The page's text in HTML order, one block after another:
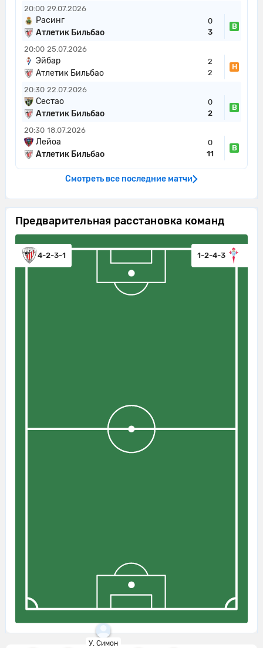
18'
перехватывает навес, направленный
в сторону штрафной.
19'
противника
19'
Горка Гурусета не смог попасть в
створ ударом издали
19'
Удар от ворот произведет Сельта
20'
Сельта контролирует мяч.
Йерай Альварес ослабляет давление,
выбив мяч.
Контроль мяча: Атлетик Бильбао: 56%,
Сельта: 44%.
Андони Горосабель из команды
Атлетик Бильбао своей передачей
успешно находит партнера по
Сельта совершает вбрасывание на
своей половине поля
Унаи Гомес нанес удар головой, но
Ионуц Андрей Раду спокойно отбил
22'
Ионуц Андрей Раду делает
важнейший сейв!
20:00 29.07.2026
Расинг
Атлетик Бильбао
0
3
В
20:00 25.07.2026
Эйбар
Атлетик Бильбао
2
2
Н
20:30 22.07.2026
Сестао
Атлетик Бильбао
0
2
В
20:30 18.07.2026
Лейоа
Атлетик Бильбао
0
11
В
Смотреть все последние матчи
Предварительная расстановка команд
4-2-3-1 1-2-4-3
У. Симон